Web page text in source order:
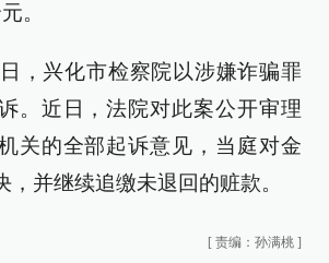
。
，兴化市检察院以涉嫌诈骗罪
。近日，法院对此案公开审理
关的全部起诉意见，当庭对金
，并继续追缴未退回的赃款。
[ 责编：孙满桃 ]